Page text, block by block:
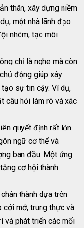
thân, xây dựng niềm
một nhà lãnh đạo
nhóm, tạo môi
chỉ là nghe mà còn
động giúp xây
tạo sự tin cậy. Ví dụ,
câu hỏi làm rõ và xác
quyết định rất lớn
ngữ cơ thể và
ban đầu. Một ứng
cơ hội thành
thành dựa trên
cởi mở, trung thực và
và phát triển các mối